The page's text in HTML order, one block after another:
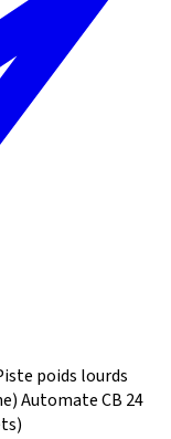
poids lourds
Automate CB 24